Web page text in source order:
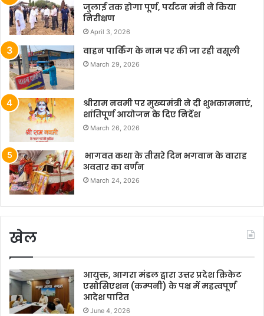
जुलाई तक होगा पूर्ण, पर्यटन मंत्री ने किया
निरीक्षण
April 3, 2026
वाहन पार्किंग के नाम पर की जा रही वसूली
March 29, 2026
श्रीराम नवमी पर मुख्यमंत्री ने दी शुभकामनाएं,
शांतिपूर्ण आयोजन के दिए निर्देश
March 26, 2026
भागवत कथा के तीसरे दिन भगवान के वाराह
अवतार का वर्णन
March 24, 2026
खेल
आयुक्त, आगरा मंडल द्वारा उत्तर प्रदेश क्रिकेट
एसोसिएशन (कम्पनी) के पक्ष में महत्वपूर्ण
आदेश पारित
June 4, 2026